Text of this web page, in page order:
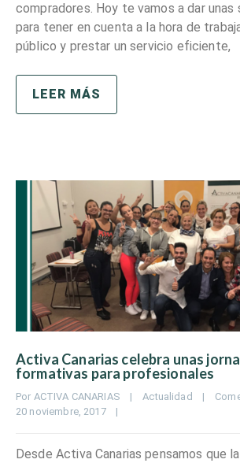
compradores. Hoy te vamos a dar unas
para tener en cuenta a la hora de
público y prestar un servicio eficiente,
LEER MÁS
Activa Canarias celebra unas
formativas para profesionales
Por ACTIVA CANARIAS | Actualidad |
20 noviembre, 2017 |
Desde Activa Canarias pensamos que